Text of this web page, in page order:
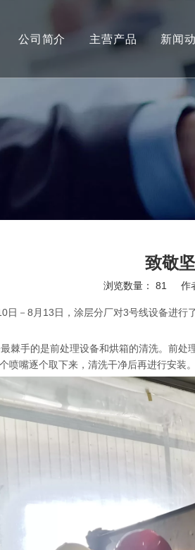
公司简介 主营产品
盖材
应用领域
新闻
公
行
致敬
浏览数量： 81 作
－8月13日，涂层分厂对3号线设备进行
棘手的是前处理设备和烘箱的清洗。前处
喷嘴逐个取下来，清洗干净后再进行安装。